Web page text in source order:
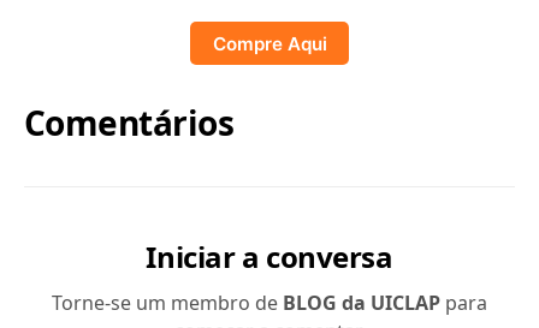
Compre Aqui